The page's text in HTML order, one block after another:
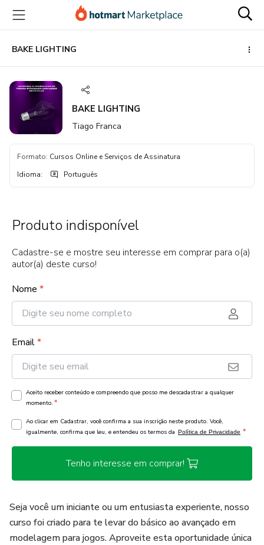
para
conteúdo
principal
para
pagamento
para
rodapé
BAKE LIGHTING
BAKE LIGHTING
Tiago Franca
Formato: Cursos Online e Serviços de Assinatura
Idioma: Português
Produto indisponível
Cadastre-se e mostre seu interesse em comprar para o(a)
autor(a) deste curso!
Nome *
Email*
Aceito receber conteúdo e compreendo que posso me descadastrar a qualquer
momento. *
Ao clicar em Cadastrar, você confirma a sua inscrição neste produto. Você,
igualmente, confirma que leu, e entendeu os termos da Política de Privacidade *
Tenho interesse em comprar!
Seja você um iniciante ou um entusiasta experiente, nosso
curso foi criado para te levar do básico ao avançado em
modelagem para jogos. Aproveite esta oportunidade única